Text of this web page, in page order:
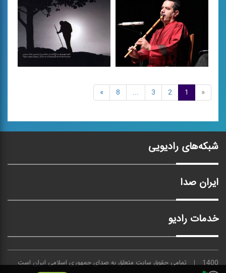
موسیقی دستگاهی سه گاه و
بیات زند
تكنوازی سنتور
فاصله 2 «
1
2
3
...
8
»
شبکه‌های رادیویی
ایران صدا
خدمات رادیو
1400 تمامی حقوق سایت متعلق بهصدایجمهوری اسلامی ایران است